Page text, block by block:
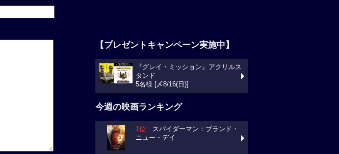
【プレゼントキャンペーン実施中】
『グレイ・ミッション』アクリルス
タンド
5名様 [〆8/16(日)]
今週の映画ランキング
1位 スパイダーマン：ブランド・
ニュー・デイ